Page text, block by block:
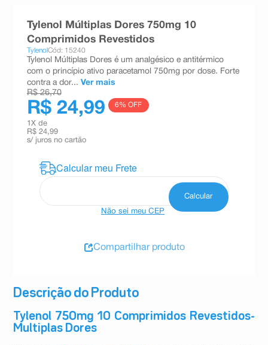
Descrição do Produto
Tylenol 750mg 10 Comprimidos Revestidos-
Multiplas Dores
Tylenol Múltiplas Dores 750mg 10
Comprimidos Revestidos
TylenolCód: 15240
Tylenol Múltiplas Dores é um analgésico e antitérmico
com o princípio ativo paracetamol 750mg por dose. Forte
contra a dor... Ver mais
R$ 26,70
R$ 24,99 6% OFF
1 X de
R$ 24,99
s/ juros no cartão
Não sei meu CEP
Compartilhar produto
teste gravidez
10ºesmalte